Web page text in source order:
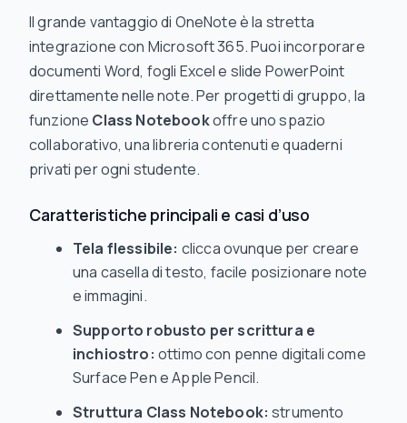
Il grande vantaggio di OneNote è la stretta
integrazione con Microsoft 365. Puoi incorporare
documenti Word, fogli Excel e slide PowerPoint
direttamente nelle note. Per progetti di gruppo, la
funzione Class Notebookoffre uno spazio
collaborativo, una libreria contenuti e quaderni
privati per ogni studente.
Caratteristiche principali e casi d’uso
Tela flessibile: clicca ovunque per creare
una casella di testo, facile posizionare note
e immagini.
Supporto robusto per scrittura e
inchiostro: ottimo con penne digitali come
Surface Pen e Apple Pencil.
Struttura Class Notebook: strumento